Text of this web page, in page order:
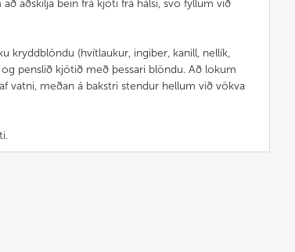
aðskilja bein frá kjöti frá hálsi, svo fyllum við
kryddblöndu (hvítlaukur, ingiber, kanill, nellík,
penslið kjötið með þessari blöndu. Að lokum
vatni, meðan á bakstri stendur hellum við vökva